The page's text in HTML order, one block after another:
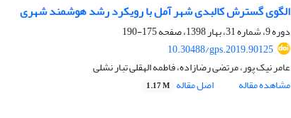
الگوی گسترش کالبدی شهر آمل با رویکرد رشد هوشمند شهری
دوره 9، شماره 31، بهار 1398، صفحه
175-190
10.30488/gps.2019.90125
عامر نیک پور، مرتضی رضازاده، فاطمه الهقلی تبار نشلی
مشاهده مقاله
اصل مقاله 1.17 M